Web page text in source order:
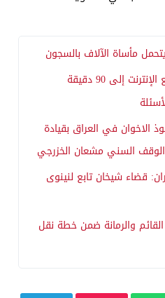
مأساة الآلاف بالسجون
الاتصالات تقرر تقليص قطع الإنترنت إلى 90 دقيقة
الاخوان في العراق بقيادة
الوقف السني مشعان الخزرجي
قضاء شيخان تابع لنينوى
والرمانة ضمن خطة نقل